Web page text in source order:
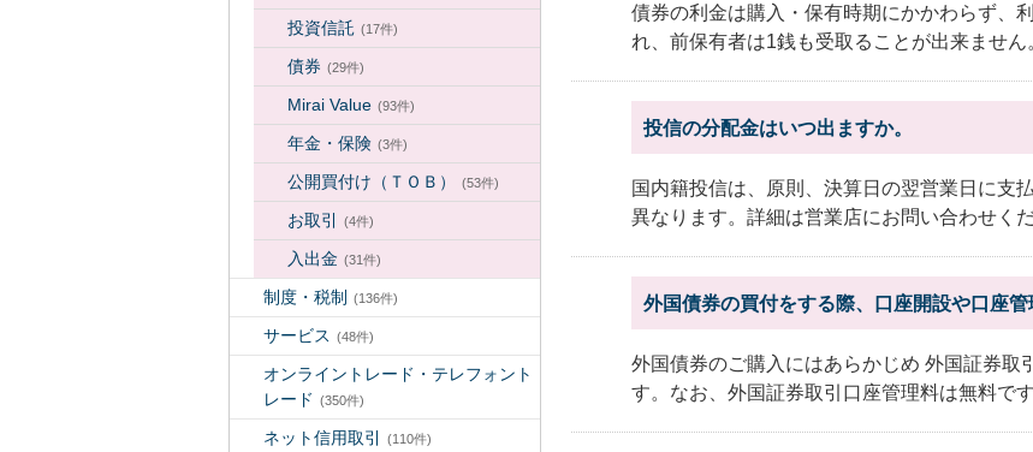
投資信託 (17件)
債券 (29件)
Mirai Value (93件)
年金・保険 (3件)
公開買付け（ＴＯＢ） (53件)
お取引 (4件)
入出金 (31件)
制度・税制 (136件)
サービス (48件)
オンライントレード・テレフォント
レード (350件)
ネット信用取引 (110件)
債券の利金は購入・保有時期にかかわらず、
れ、前保有者は1銭も受取ることが出来ませ
投信の分配金はいつ出ますか。
国内籍投信は、原則、決算日の翌営業日に支
異なります。詳細は営業店にお問い合わせく
外国債券の買付をする際、口座開設や口座管
外国債券のご購入にはあらかじめ 外国証券取
す。なお、外国証券取引口座管理料は無料です